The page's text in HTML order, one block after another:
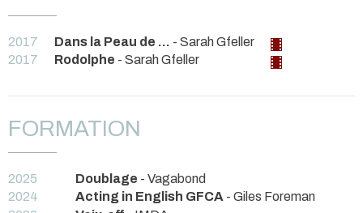
2017 Dans la Peau de ... - Sarah Gfeller
2017
Rodolphe - Sarah Gfeller
FORMATION
2025 Doublage - Vagabond
2024
Acting in English GFCA - Giles Foreman